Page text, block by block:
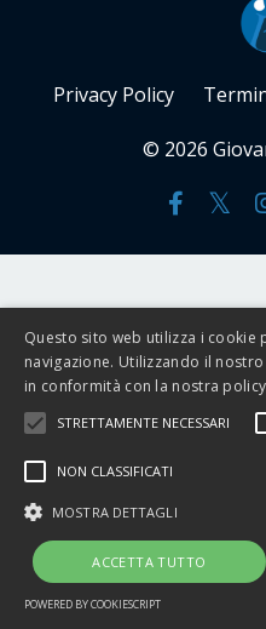
Privacy Policy
© 2026
Questo sito web utilizza i cookie
navigazione. Utilizzando il
in conformità con la nostra
STRETTAMENTE NECESSARI
NON CLASSIFICATI
MOSTRA DETTAGLI
ACCETTA TUTTO
POWERED BY COOKIESCRIPT